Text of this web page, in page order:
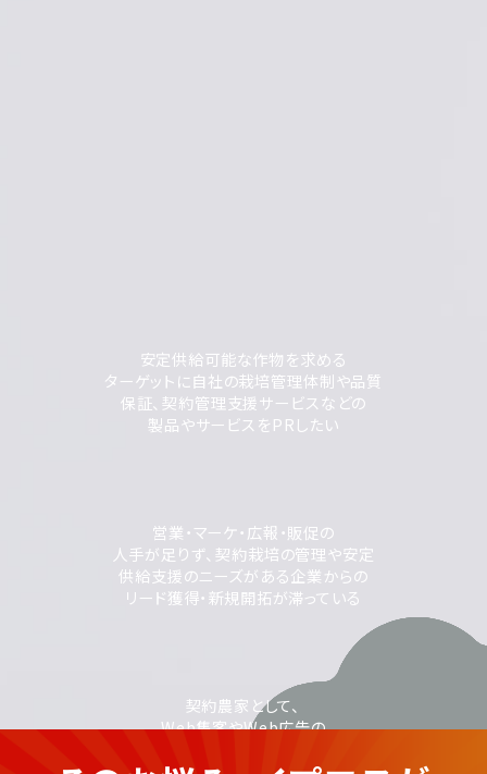
安定供給可能な作物を求める
ターゲットに自社の栽培管理体制や品質
保証、契約管理支援サービスなどの
製品やサービスをPRしたい
営業・マーケ・広報・販促の
人手が足りず、契約栽培の管理や安定
供給支援のニーズがある企業からの
リード獲得・新規開拓が滞っている
契約農家として、
Web集客やWeb広告の